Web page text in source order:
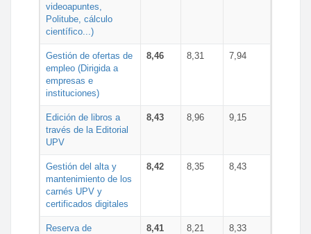
videoapuntes,
Politube, cálculo
científico...)
Gestión de ofertas de
empleo (Dirigida a
empresas e
instituciones)
8,46 8,31 7,94
Edición de libros a
través de la Editorial
UPV
8,43 8,96 9,15
Gestión del alta y
mantenimiento de los
carnés UPV y
certificados digitales
8,42 8,35 8,43
Reserva de
8,41 8,21 8,33